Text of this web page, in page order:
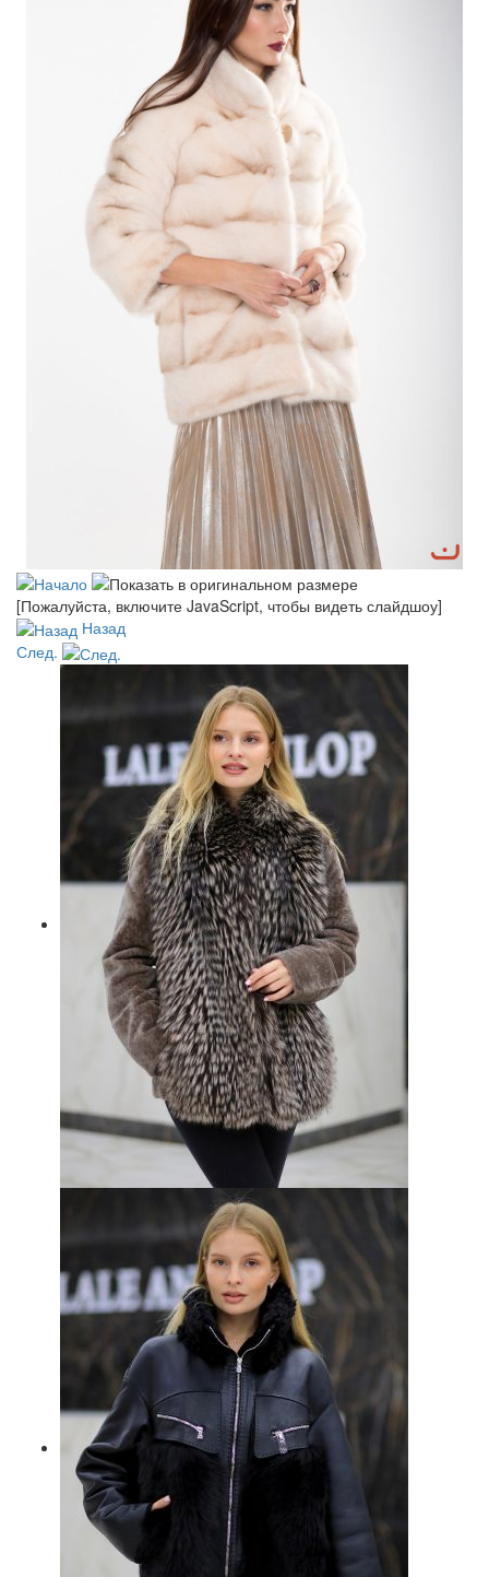
[Пожалуйста, включите JavaScript, чтобы видеть слайдшоу]
Назад
След.